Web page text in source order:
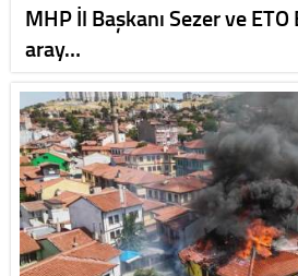
MHP İl Başkanı Sezer ve
aray…